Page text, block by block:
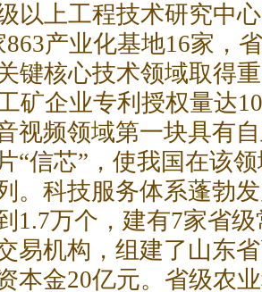
以上工程技术研究中
产业化基地16家，
键核心技术领域取得
矿企业专利授权量达
视频领域第一块具有
“信芯”，使我国在该
。科技服务体系蓬勃
1.7万个，建有7家省
易机构，组建了山东
本金20亿元。省级农